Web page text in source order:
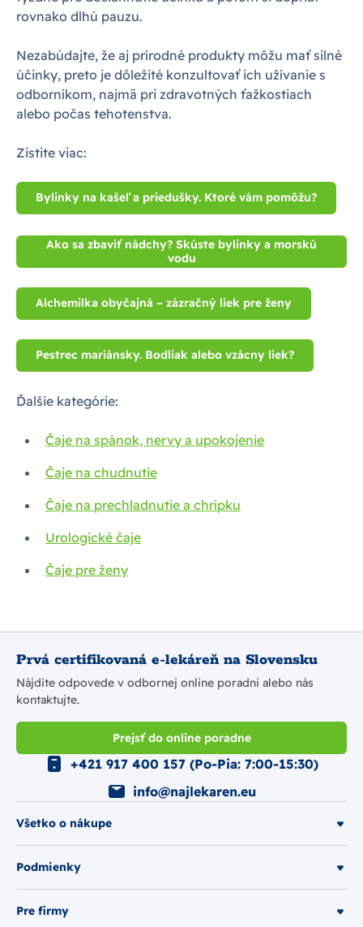
rovnako dlhú pauzu.
Nezabúdajte, že aj prírodné produkty môžu mať silné
účinky, preto je dôležité konzultovať ich užívanie s
odborníkom, najmä pri zdravotných ťažkostiach
alebo počas tehotenstva.
Zistite viac:
Bylinky na kašeľ a priedušky. Ktoré vám pomôžu?
Ako sa zbaviť nádchy? Skúste bylinky a morskú
vodu
Alchemilka obyčajná – zázračný liek pre ženy
Pestrec mariánsky. Bodliak alebo vzácny liek?
Ďalšie kategórie:
Čaje na spánok, nervy a upokojenie
Čaje na chudnutie
Čaje na prechladnutie a chrípku
Urologické čaje
Čaje pre ženy
Prvá certifikovaná e-lekáreň na Slovensku
Nájdite odpovede v odbornej online poradni alebo nás
kontaktujte.
Prejsť do online poradne
Všetko o nákupe
Podmienky
Pre firmy
+421 917 400 157 (Po-Pia: 7:00-15:30)
info@najlekaren.eu